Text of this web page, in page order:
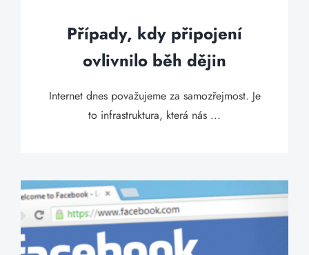
Případy, kdy připojení
ovlivnilo běh dějin
Internet dnes považujeme za samozřejmost. Je
to infrastruktura, která nás ...